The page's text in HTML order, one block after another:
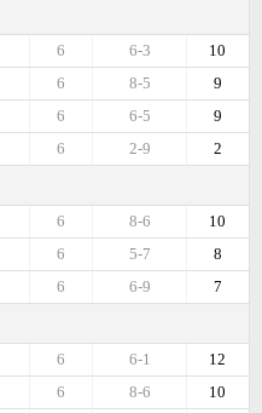
10
6-3
6
9
8-5
6
9
6-5
6
2
2-9
6
10
8-6
6
8
5-7
6
7
6-9
6
12
6-1
6
10
8-6
6